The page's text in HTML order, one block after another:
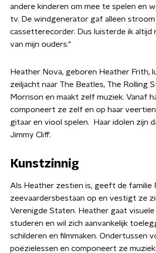
andere kinderen om mee te spelen en
tv. De windgenerator gaf alleen
cassetterecorder. Dus luisterde ik altijd
van mijn ouders."
Heather Nova, geboren Heather Frith,
zeiljacht naar The Beatles, The Rolling
Morrison en maakt zelf muziek. Vanaf
componeert ze zelf en op haar
gitaar en viool spelen. Haar idolen zijn
Jimmy Cliff.
Kunstzinnig
Als Heather zestien is, geeft de familie
zeevaardersbestaan op en vestigt ze
Verenigde Staten. Heather gaat
studeren en wil zich aanvankelijk
schilderen en filmmaken. Ondertussen
poëzielessen en componeert ze